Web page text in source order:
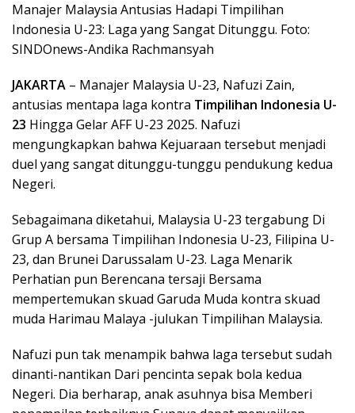
Manajer Malaysia Antusias Hadapi Timpilihan
Indonesia U-23: Laga yang Sangat Ditunggu. Foto:
SINDOnews-Andika Rachmansyah
JAKARTA – Manajer Malaysia U-23, Nafuzi Zain,
antusias mentapa laga kontra Timpilihan Indonesia U-
23 Hingga Gelar AFF U-23 2025. Nafuzi
mengungkapkan bahwa Kejuaraan tersebut menjadi
duel yang sangat ditunggu-tunggu pendukung kedua
Negeri.
Sebagaimana diketahui, Malaysia U-23 tergabung Di
Grup A bersama Timpilihan Indonesia U-23, Filipina U-
23, dan Brunei Darussalam U-23. Laga Menarik
Perhatian pun Berencana tersaji Bersama
mempertemukan skuad Garuda Muda kontra skuad
muda Harimau Malaya -julukan Timpilihan Malaysia.
Nafuzi pun tak menampik bahwa laga tersebut sudah
dinanti-nantikan Dari pencinta sepak bola kedua
Negeri. Dia berharap, anak asuhnya bisa Memberi